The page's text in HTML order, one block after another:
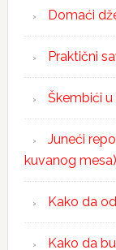
Domaći
Praktični
Škembići
Juneći
kuvanog mesa)
Kako da
Kako da